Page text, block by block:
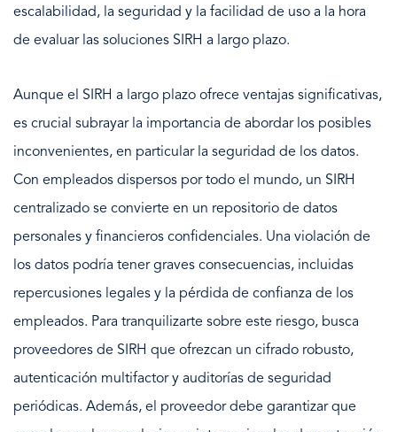
escalabilidad, la seguridad y la facilidad de uso a la hora
de evaluar las soluciones SIRH a largo plazo.
Aunque el SIRH a largo plazo ofrece ventajas significativas,
es crucial subrayar la importancia de abordar los posibles
inconvenientes, en particular la seguridad de los datos.
Con empleados dispersos por todo el mundo, un SIRH
centralizado se convierte en un repositorio de datos
personales y financieros confidenciales. Una violación de
los datos podría tener graves consecuencias, incluidas
repercusiones legales y la pérdida de confianza de los
empleados. Para tranquilizarte sobre este riesgo, busca
proveedores de SIRH que ofrezcan un cifrado robusto,
autenticación multifactor y auditorías de seguridad
periódicas. Además, el proveedor debe garantizar que